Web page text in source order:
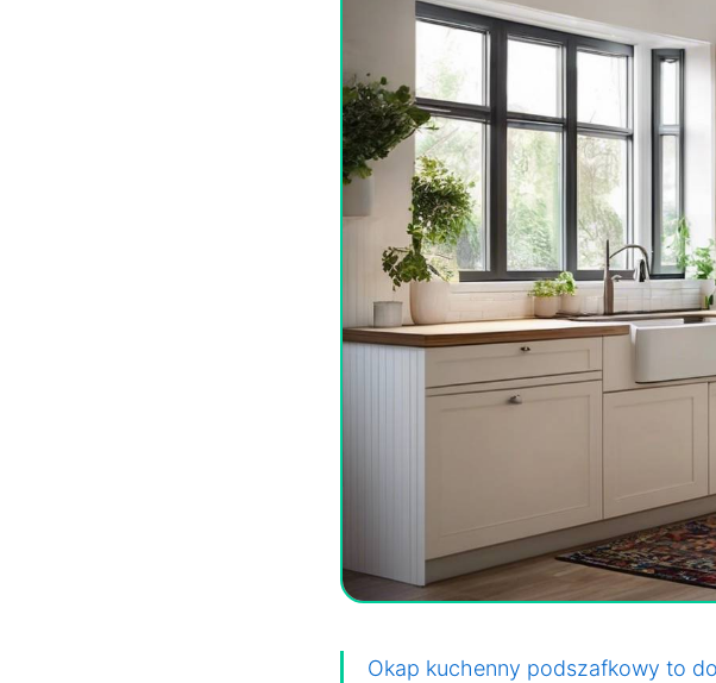
Okap kuchenny podszafkowy to